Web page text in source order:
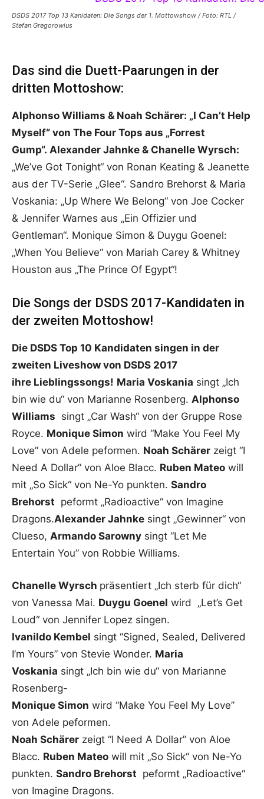
DSDS 2017 Top 13 Kanidaten: Die Songs der 1. Mottowshow / Foto: RTL /
Stefan Gregorowius
Das sind die Duett-Paarungen in der
dritten Mottoshow:
Alphonso Williams & Noah Schärer: „I Can’t Help
Myself“ von The Four Tops aus „Forrest
Gump“. Alexander Jahnke & Chanelle Wyrsch:
„We’ve Got Tonight“ von Ronan Keating & Jeanette
aus der TV-Serie „Glee“. Sandro Brehorst & Maria
Voskania: „Up Where We Belong“ von Joe Cocker
& Jennifer Warnes aus „Ein Offizier und
Gentleman“. Monique Simon & Duygu Goenel:
„When You Believe“ von Mariah Carey & Whitney
Houston aus „The Prince Of Egypt“!
Die Songs der DSDS 2017-Kandidaten in
der zweiten Mottoshow!
Die DSDS Top 10 Kandidaten singen in der
zweiten Liveshow von DSDS 2017
ihre Lieblingssongs! Maria Voskania singt „Ich
bin wie du“ von Marianne Rosenberg. Alphonso
Williams singt „Car Wash“ von der Gruppe Rose
Royce. Monique Simon wird “Make You Feel My
Love” von Adele peformen. Noah Schärer zeigt “I
Need A Dollar” von Aloe Blacc. Ruben Mateo will
mit „So Sick“ von Ne-Yo punkten. Sandro
Brehorst peformt „Radioactive“ von Imagine
Dragons.Alexander Jahnke singt „Gewinner“ von
Clueso, Armando Sarowny singt “Let Me
Entertain You” von Robbie Williams.
Chanelle Wyrsch präsentiert „Ich sterb für dich“
von Vanessa Mai. Duygu Goenel wird „Let’s Get
Loud“ von Jennifer Lopez singen.
Ivanildo Kembel singt “Signed, Sealed, Delivered
I’m Yours” von Stevie Wonder. Maria
Voskania singt „Ich bin wie du“ von Marianne
Rosenberg-
Monique Simon wird “Make You Feel My Love”
von Adele peformen.
Noah Schärer zeigt “I Need A Dollar” von Aloe
Blacc. Ruben Mateo will mit „So Sick“ von Ne-Yo
punkten. Sandro Brehorst peformt „Radioactive“
von Imagine Dragons.